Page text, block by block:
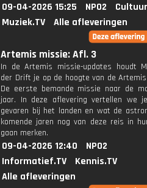
09-04-2026 15:25 NPO2
Muziek.TV
Alle afleveringen
Artemis missie: Afl. 3
In de Artemis missie-updates houdt
der Drift je op de hoogte van de
De eerste bemande missie naar de
jaar. In deze aflevering vertellen we
gevaren bij het landen en wat de
komende jaren nog van deze reis in
gaan merken.
09-04-2026 12:40
NPO2
Informatief.TV
Kennis.TV
Alle afleveringen